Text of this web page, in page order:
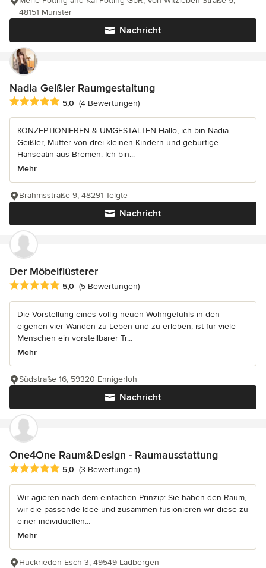
Nachricht
48151 Münster
Nadia Geißler Raumgestaltung
Durchschnittliche Bewertung: 5 von 5 Sternen
5,0 (4 Bewertungen)
KONZEPTIONIEREN & UMGESTALTEN Hallo, ich bin Nadia
Geißler, Mutter von drei kleinen Kindern und gebürtige
Hanseatin aus Bremen. Ich bin...
Mehr
Nachricht
Brahmsstraße 9, 48291 Telgte
Der Möbelflüsterer
Durchschnittliche Bewertung: 5 von 5 Sternen
5,0 (5 Bewertungen)
Die Vorstellung eines völlig neuen Wohngefühls in den
eigenen vier Wänden zu Leben und zu erleben, ist für viele
Menschen ein vorstellbarer Tr...
Mehr
Nachricht
Südstraße 16, 59320 Ennigerloh
One4One Raum&Design - Raumausstattung
Durchschnittliche Bewertung: 5 von 5 Sternen
5,0 (3 Bewertungen)
Wir agieren nach dem einfachen Prinzip: Sie haben den Raum,
wir die passende Idee und zusammen fusionieren wir diese zu
einer individuellen...
Mehr
Huckrieden Esch 3, 49549 Ladbergen